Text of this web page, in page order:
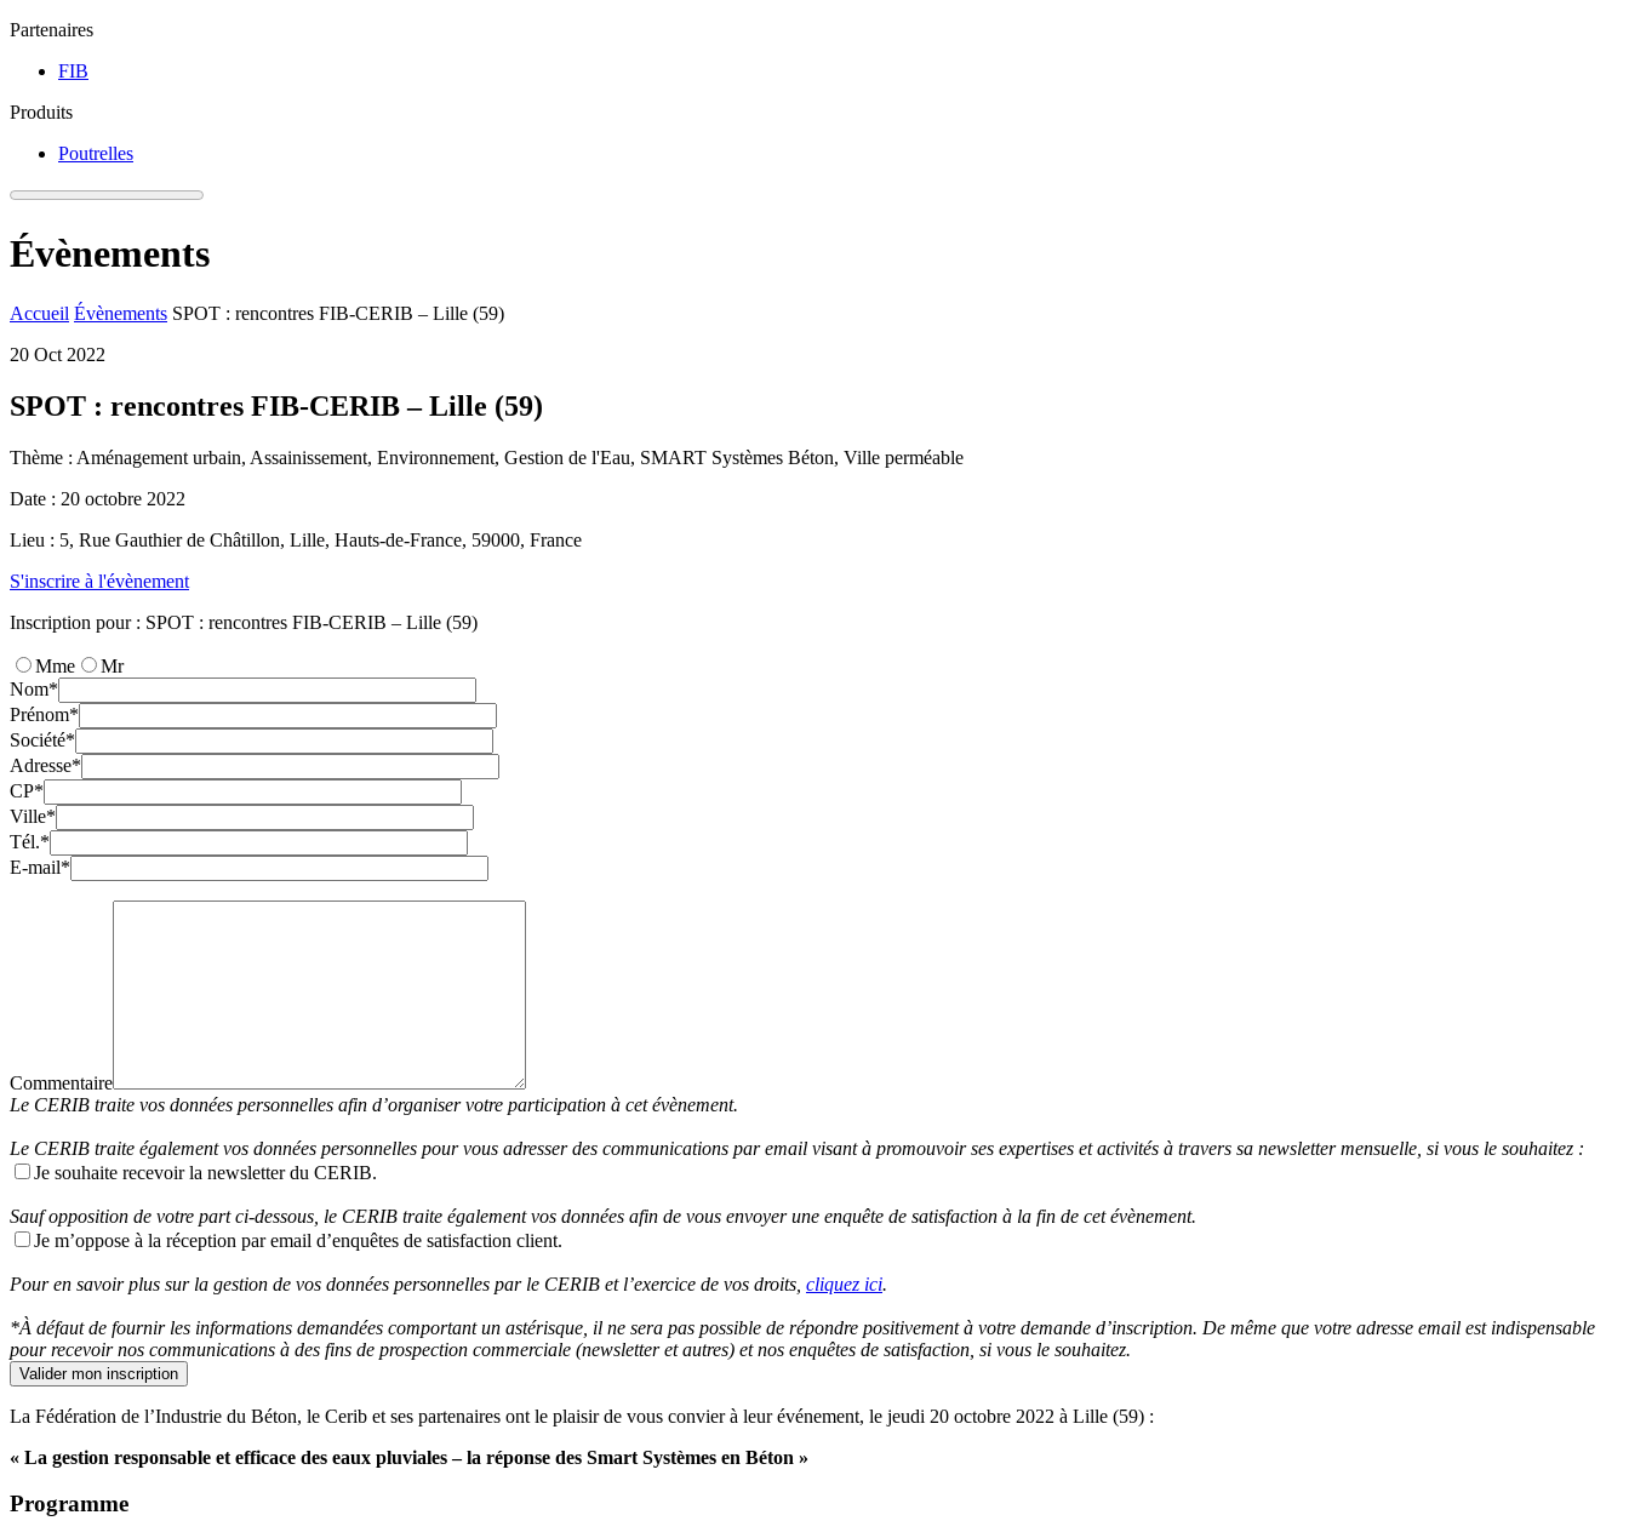
Partenaires
FIB
Produits
Poutrelles
Évènements
Accueil Évènements SPOT : rencontres FIB-CERIB – Lille (59)
20 Oct 2022
SPOT : rencontres FIB-CERIB – Lille (59)
Thème : Aménagement urbain, Assainissement, Environnement, Gestion de l'Eau, SMART Systèmes Béton, Ville perméable
Date : 20 octobre 2022
Lieu : 5, Rue Gauthier de Châtillon, Lille, Hauts-de-France, 59000, France
S'inscrire à l'évènement
Inscription pour : SPOT : rencontres FIB-CERIB – Lille (59)
Mme
Mr
Nom*
Prénom*
Société*
Adresse*
CP*
Ville*
Tél.*
E-mail*
Commentaire
Le CERIB traite vos données personnelles afin d’organiser votre participation à cet évènement.
Le CERIB traite également vos données personnelles pour vous adresser des communications par email visant à promouvoir ses expertises et activités à travers sa newsletter mensuelle, si vous le souhaitez :
Je souhaite recevoir la newsletter du CERIB.
Sauf opposition de votre part ci-dessous, le CERIB traite également vos données afin de vous envoyer une enquête de satisfaction à la fin de cet évènement.
Je m’oppose à la réception par email d’enquêtes de satisfaction client.
Pour en savoir plus sur la gestion de vos données personnelles par le CERIB et l’exercice de vos droits, cliquez ici.
*À défaut de fournir les informations demandées comportant un astérisque, il ne sera pas possible de répondre positivement à votre demande d’inscription. De même que votre adresse email est indispensable
pour recevoir nos communications à des fins de prospection commerciale (newsletter et autres) et nos enquêtes de satisfaction, si vous le souhaitez.
La Fédération de l’Industrie du Béton, le Cerib et ses partenaires ont le plaisir de vous convier à leur événement, le jeudi 20 octobre 2022 à Lille (59) :
« La gestion responsable et efficace des eaux pluviales – la réponse des Smart Systèmes en Béton »
Programme